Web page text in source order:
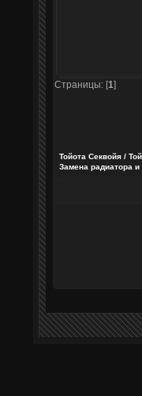
Страницы: [1]
Тойота Секвойя /
Замена радиатора